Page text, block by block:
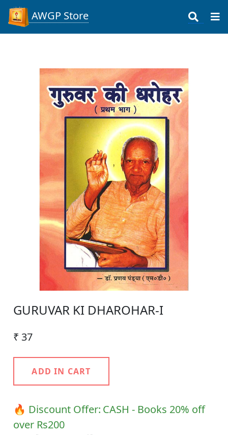
AWGP Store
GURUVAR KI DHAROHAR-I
₹ 37
ADD IN CART
🔥 Discount Offer: CASH - Books 20% off
over Rs200